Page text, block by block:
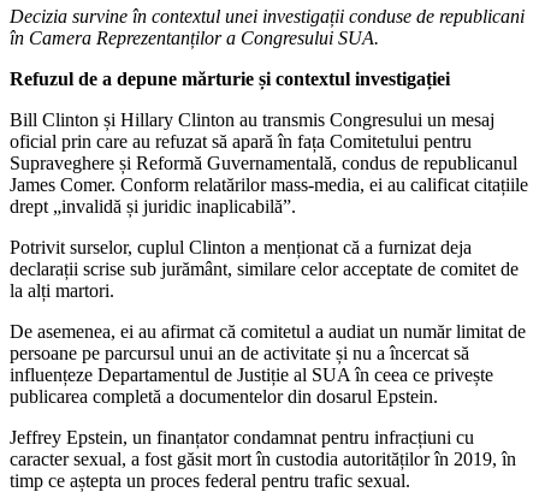
Decizia survine în contextul unei investigații conduse de republicani
în Camera Reprezentanților a Congresului SUA.
Refuzul de a depune mărturie și contextul investigației
Bill Clinton și Hillary Clinton au transmis Congresului un mesaj
oficial prin care au refuzat să apară în fața Comitetului pentru
Supraveghere și Reformă Guvernamentală, condus de republicanul
James Comer. Conform relatărilor mass-media, ei au calificat citațiile
drept „invalidă și juridic inaplicabilă”.
Potrivit surselor, cuplul Clinton a menționat că a furnizat deja
declarații scrise sub jurământ, similare celor acceptate de comitet de
la alți martori.
De asemenea, ei au afirmat că comitetul a audiat un număr limitat de
persoane pe parcursul unui an de activitate și nu a încercat să
influențeze Departamentul de Justiție al SUA în ceea ce privește
publicarea completă a documentelor din dosarul Epstein.
Jeffrey Epstein, un finanțator condamnat pentru infracțiuni cu
caracter sexual, a fost găsit mort în custodia autorităților în 2019, în
timp ce aștepta un proces federal pentru trafic sexual.